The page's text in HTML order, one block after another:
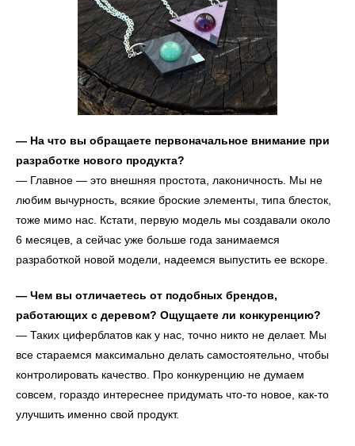
— На что вы обращаете первоначальное внимание при
разработке нового продукта?
— Главное — это внешняя простота, лаконичность. Мы не
любим вычурность, всякие броские элементы, типа блесток,
тоже мимо нас. Кстати, первую модель мы создавали около
6 месяцев, а сейчас уже больше года занимаемся
разработкой новой модели, надеемся выпустить ее вскоре.
— Чем вы отличаетесь от подобных брендов,
работающих с деревом? Ощущаете ли конкуренцию?
— Таких циферблатов как у нас, точно никто не делает. Мы
все стараемся максимально делать самостоятельно, чтобы
контролировать качество. Про конкуренцию не думаем
совсем, гораздо интереснее придумать что-то новое, как-то
улучшить именно свой продукт.